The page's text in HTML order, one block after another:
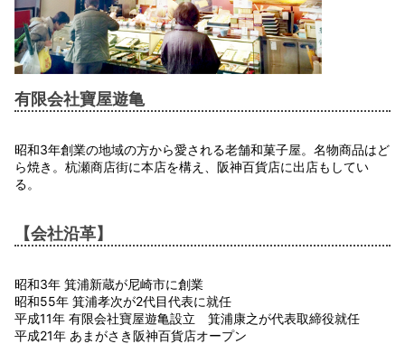
有限会社寶屋遊亀
昭和3年創業の地域の方から愛される老舗和菓子屋。名物商品はど
ら焼き。杭瀬商店街に本店を構え、阪神百貨店に出店もしてい
る。
【会社沿革】
昭和3年 箕浦新蔵が尼崎市に創業
昭和55年 箕浦孝次が2代目代表に就任
平成11年 有限会社寶屋遊亀設立 箕浦康之が代表取締役就任
平成21年 あまがさき阪神百貨店オープン